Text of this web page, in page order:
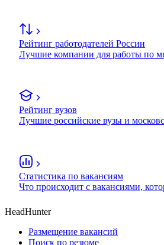
Рейтинг работодателей России
Лучшие компании для работы по
Рейтинг вузов
Лучшие российские вузы и
Статистика по вакансиям
Что происходит с вакансиями,
HeadHunter
Размещение вакансий
Поиск по резюме